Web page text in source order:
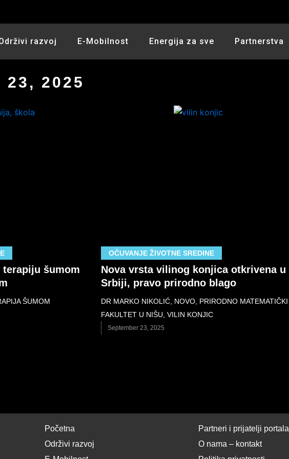
razvoj E-Mobilnost Energija za sve Partnerstva
23, 2025
šumom
ŠUMOM
OČUVANJE ŽIVOTNE SREDINE
Nova vrsta vilinog konjica otkrivena u
Srbiji, pravo prirodno blago
DR MARKO NIKOLIĆ NOVO PRIRODNO MATEMATIČKI
FAKULTET U NIŠU VILIN KONJIC
September 23, 2025
Početna
Održivi razvoj
Partneri i prijatelji portala
O nama – kontakt